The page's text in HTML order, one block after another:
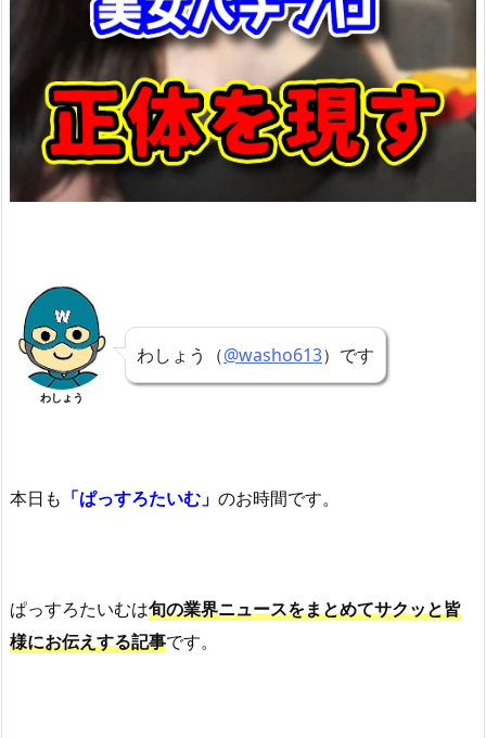
わしょう
わしょう（@washo613）です
本日も 「ぱっすろたいむ」 のお時間です。
ぱっすろたいむは旬の業界ニュースをまとめてサクッと皆
様にお伝えする記事です。